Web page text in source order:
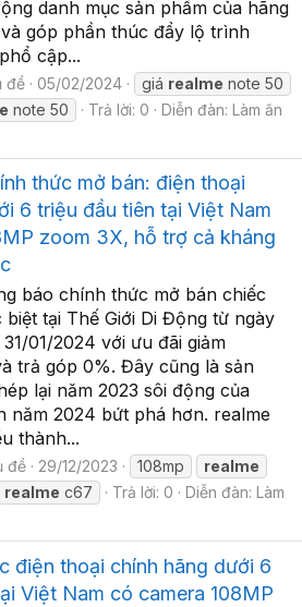
danh mục sản phẩm của hãng
góp phần thúc đẩy lộ trình
cập...
đề 05/02/2024 giá realme note 50
note 50 Trả lời: 0 Diễn đàn: Làm ăn
thức mở bán: điện thoại
6 triệu đầu tiên tại Việt Nam
zoom 3X, hỗ trợ cả kháng
báo chính thức mở bán chiếc
biệt tại Thế Giới Di Động từ ngày
01/2024 với ưu đãi giảm
trả góp 0%. Đây cũng là sản
lại năm 2023 sôi động của
năm 2024 bứt phá hơn. realme
thành...
đề 29/12/2023 108mp
realme
realme c67 Trả lời: 0 Diễn đàn: Làm
điện thoại chính hãng dưới 6
Việt Nam có camera 108MP